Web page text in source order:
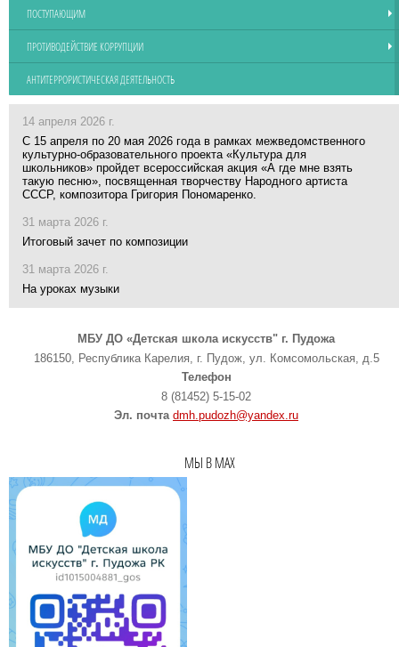
ПОСТУПАЮЩИМ
ПРОТИВОДЕЙСТВИЕ КОРРУПЦИИ
АНТИТЕРРОРИСТИЧЕСКАЯ ДЕЯТЕЛЬНОСТЬ
14 апреля 2026 г.
С 15 апреля по 20 мая 2026 года в рамках межведомственного
культурно-образовательного проекта «Культура для
школьников» пройдет всероссийская акция «А где мне взять
такую песню», посвященная творчеству Народного артиста
СССР, композитора Григория Пономаренко.
31 марта 2026 г.
Итоговый зачет по композиции
31 марта 2026 г.
На уроках музыки
МБУ ДО «Детская школа искусств" г. Пудожа
186150, Республика Карелия, г. Пудож, ул. Комсомольская, д.5
Телефон
8 (81452) 5-15-02
Эл. почта dmh.pudozh@yandex.ru
МЫ В MAX